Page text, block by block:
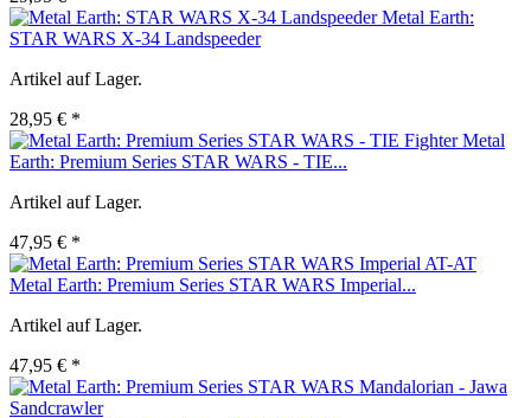
Metal Earth:
STAR WARS X-34 Landspeeder
Artikel auf Lager.
28,95 € *
Metal
Earth: Premium Series STAR WARS - TIE...
Artikel auf Lager.
47,95 € *
Metal Earth: Premium Series STAR WARS Imperial...
Artikel auf Lager.
47,95 € *